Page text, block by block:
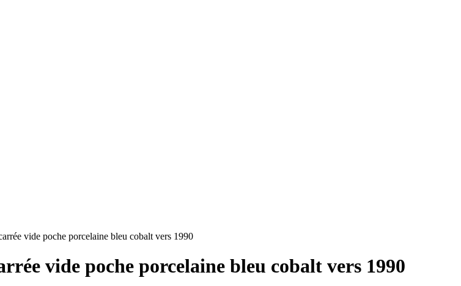
vide poche porcelaine bleu cobalt vers 1990
vide poche porcelaine bleu cobalt vers 1990